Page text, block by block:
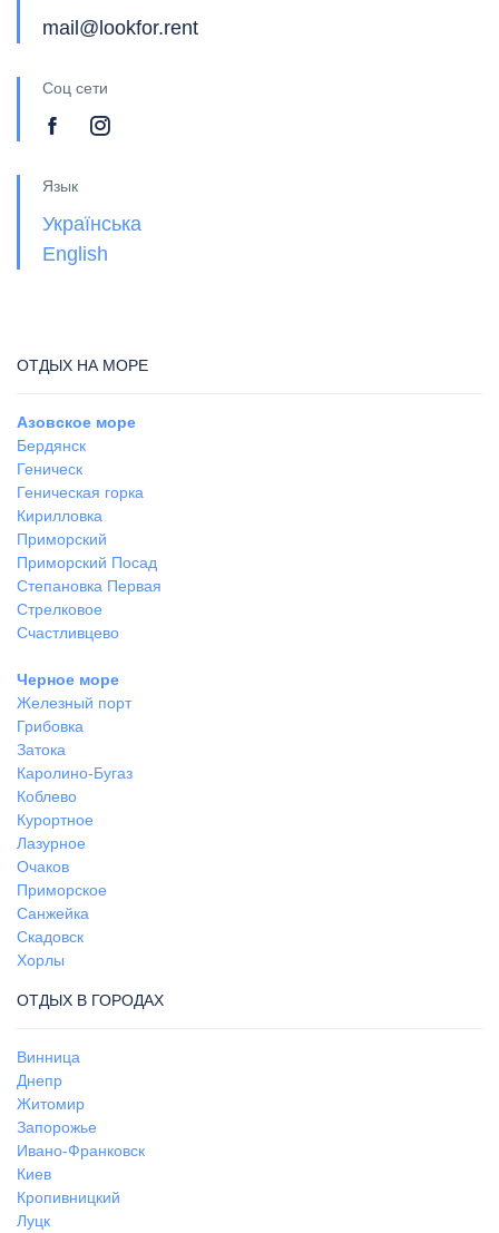
mail@lookfor.rent
Соц сети
Язык
Українська
English
ОТДЫХ НА МОРЕ
Азовское море
Бердянск
Геническ
Геническая горка
Кирилловка
Приморский
Приморский Посад
Степановка Первая
Стрелковое
Счастливцево
Черное море
Железный порт
Грибовка
Затока
Каролино-Бугаз
Коблево
Курортное
Лазурное
Очаков
Приморское
Санжейка
Скадовск
Хорлы
ОТДЫХ В ГОРОДАХ
Винница
Днепр
Житомир
Запорожье
Ивано-Франковск
Киев
Кропивницкий
Луцк